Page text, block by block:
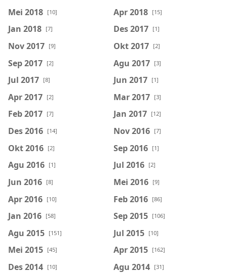
Mei 2018 [10] Apr 2018 [15]
Jan 2018 [7] Des 2017 [1]
Nov 2017 [9] Okt 2017 [2]
Sep 2017 [2] Agu 2017 [3]
Jul 2017 [8] Jun 2017 [1]
Apr 2017 [2] Mar 2017 [3]
Feb 2017 [7] Jan 2017 [12]
Des 2016 [14] Nov 2016 [7]
Okt 2016 [2] Sep 2016 [1]
Agu 2016 [1] Jul 2016 [2]
Jun 2016 [8] Mei 2016 [9]
Apr 2016 [10] Feb 2016 [86]
Jan 2016 [58] Sep 2015 [106]
Agu 2015 [151] Jul 2015 [10]
Mei 2015 [45] Apr 2015 [162]
Des 2014 [10] Agu 2014 [31]